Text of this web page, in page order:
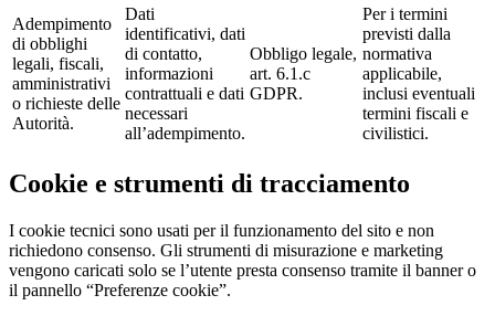
Adempimento
di obblighi
legali, fiscali,
amministrativi
o richieste delle
Autorità.
Dati
identificativi, dati
di contatto,
informazioni
contrattuali e dati
necessari
all’adempimento.
Obbligo legale,
art. 6.1.c
GDPR.
Per i termini
previsti dalla
normativa
applicabile,
inclusi eventuali
termini fiscali e
civilistici.
Cookie e strumenti di tracciamento
I cookie tecnici sono usati per il funzionamento del sito e non
richiedono consenso. Gli strumenti di misurazione e marketing
vengono caricati solo se l’utente presta consenso tramite il banner o
il pannello “Preferenze cookie”.